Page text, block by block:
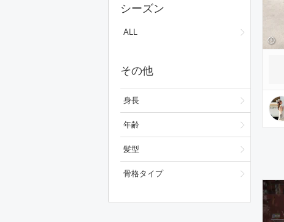
シーズン
ALL
その他
身長
年齢
髪型
骨格タイプ